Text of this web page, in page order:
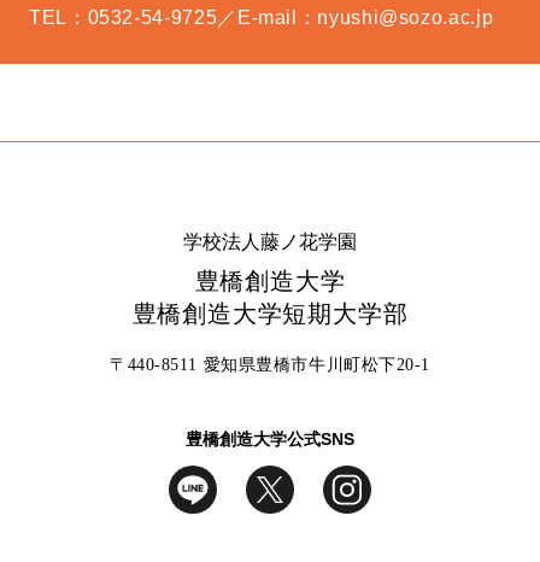
TEL：0532-54-9725 ／ E-mail：nyushi@sozo.ac.jp
学校法人藤ノ花学園
豊橋創造大学
豊橋創造大学短期大学部
〒440-8511 愛知県豊橋市牛川町松下20-1
豊橋創造大学公式SNS